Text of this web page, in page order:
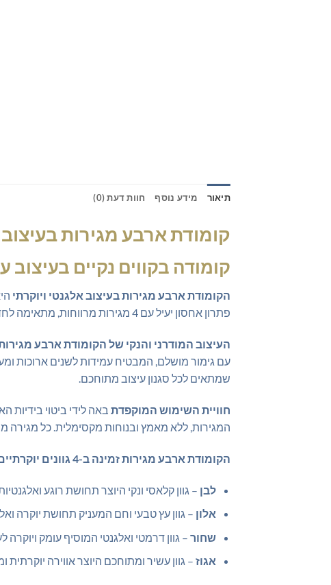
תיאור מידע נוסף חוות דעת (0)
קומודת ארבע מגירות
קומודה בקווים נקיים
הקומודת ארבע מגירות בעיצוב אלגנטי ויוקרתי
פתרון אחסון יעיל עם 4 מגירות מרווחות, מתאימה לחדרי שינה יוקרתיים, סלונים מעוצבים וחדרי אורחים אלגנטיים, ומספקת פתרון ארגון מושלם לכל בית.
העיצוב המודרני והנקי של הקומודת ארבע
עם גימור מושלם, המבטיח עמידות לשנים ארוכות
שמתאים לכל סגנון עיצוב מתוחכם.
חוויית השימוש המוקפדת באה לידי ביטוי
המגירות, ללא מאמץ ובנוחות מקסימלית. כל מגירה
הקומודת ארבע מגירות זמינה ב-4 גוונים יוקרתיים
לבן – גוון קלאסי ונקי היוצר תחושת רוגע
אלון – גוון עץ טבעי וחם המעניק תחושת יוקרה
שחור– גוון דרמטי ואלגנטי המוסיף עומק ויוקרה
אגוז– גוון עשיר ומתוחכם היוצר אווירה